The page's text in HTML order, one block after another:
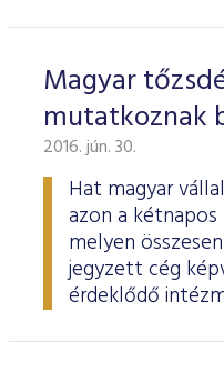
Magyar
mutatkoznak
2016. jún. 30.
Hat magyar
azon a
melyen
jegyzett cég
érdeklődő